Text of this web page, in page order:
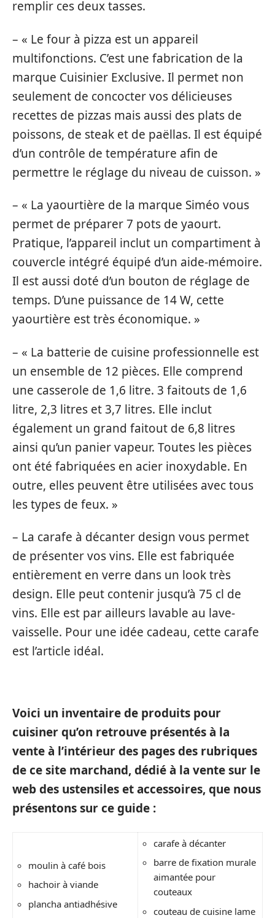
remplir ces deux tasses.
– « Le four à pizza est un appareil
multifonctions. C’est une fabrication de la
marque Cuisinier Exclusive. Il permet non
seulement de concocter vos délicieuses
recettes de pizzas mais aussi des plats de
poissons, de steak et de paëllas. Il est équipé
d’un contrôle de température afin de
permettre le réglage du niveau de cuisson. »
– « La yaourtière de la marque Siméo vous
permet de préparer 7 pots de yaourt.
Pratique, l’appareil inclut un compartiment à
couvercle intégré équipé d’un aide-mémoire.
Il est aussi doté d’un bouton de réglage de
temps. D’une puissance de 14 W, cette
yaourtière est très économique. »
– « La batterie de cuisine professionnelle est
un ensemble de 12 pièces. Elle comprend
une casserole de 1,6 litre. 3 faitouts de 1,6
litre, 2,3 litres et 3,7 litres. Elle inclut
également un grand faitout de 6,8 litres
ainsi qu’un panier vapeur. Toutes les pièces
ont été fabriquées en acier inoxydable. En
outre, elles peuvent être utilisées avec tous
les types de feux. »
– La carafe à décanter design vous permet
de présenter vos vins. Elle est fabriquée
entièrement en verre dans un look très
design. Elle peut contenir jusqu’à 75 cl de
vins. Elle est par ailleurs lavable au lave-
vaisselle. Pour une idée cadeau, cette carafe
est l’article idéal.
Voici un inventaire de produits pour
cuisiner qu’on retrouve présentés à la
vente à l’intérieur des pages des rubriques
de ce site marchand, dédié à la vente sur le
web des ustensiles et accessoires, que nous
présentons sur ce guide :
moulin à café bois
hachoir à viande
plancha antiadhésive
carafe à décanter
barre de fixation murale
aimantée pour
couteaux
couteau de cuisine lame